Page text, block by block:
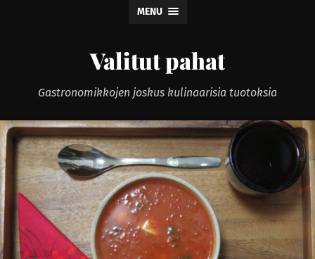
MENU
Valitut pahat
Gastronomikkojen joskus kulinaarisia tuotoksia